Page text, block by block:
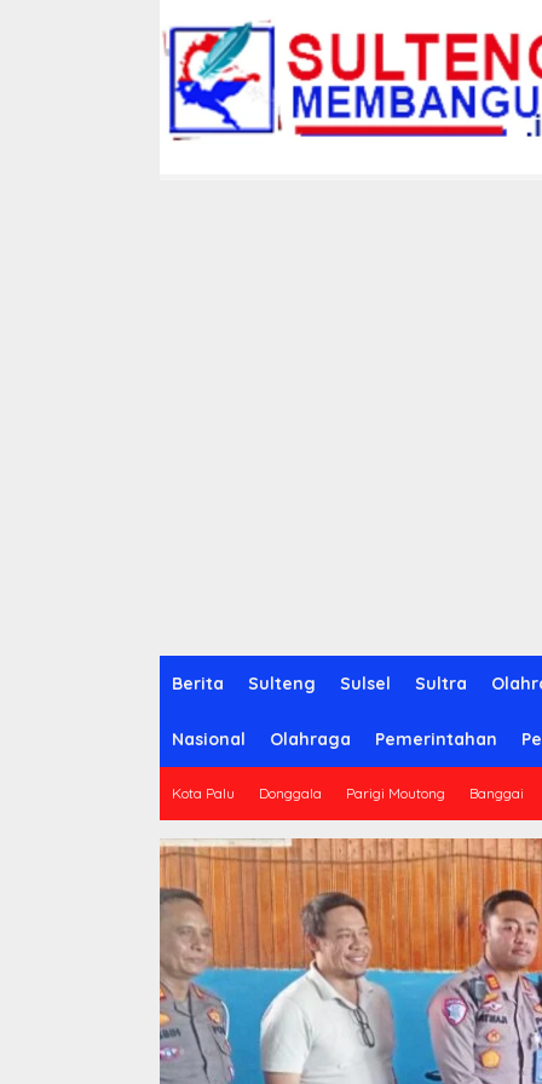
Berita Sulteng Sulsel Sultra
Nasional Olahraga Pemerintahan
Kota Palu Donggala Parigi Moutong Banggai